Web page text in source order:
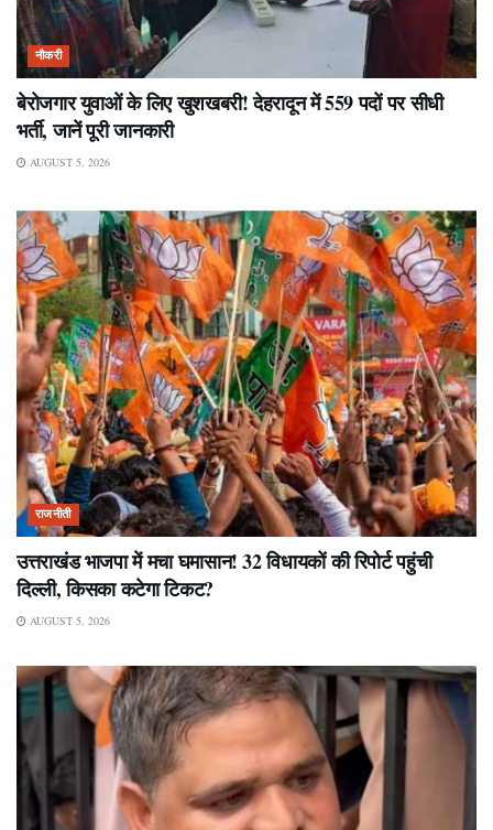
नौकरी
बेरोजगार युवाओं के लिए खुशखबरी! देहरादून में 559 पदों पर सीधी
भर्ती, जानें पूरी जानकारी
AUGUST 5, 2026
राजनीती
उत्तराखंड भाजपा में मचा घमासान! 32 विधायकों की रिपोर्ट पहुंची
दिल्ली, किसका कटेगा टिकट?
AUGUST 5, 2026